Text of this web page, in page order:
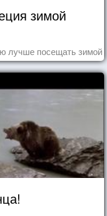
зимой
лучше посещать зимой